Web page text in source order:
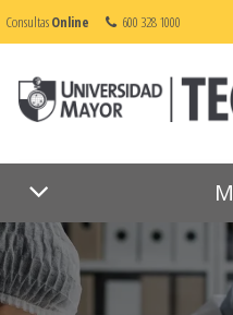
ConsultasOnline 600 328 1000